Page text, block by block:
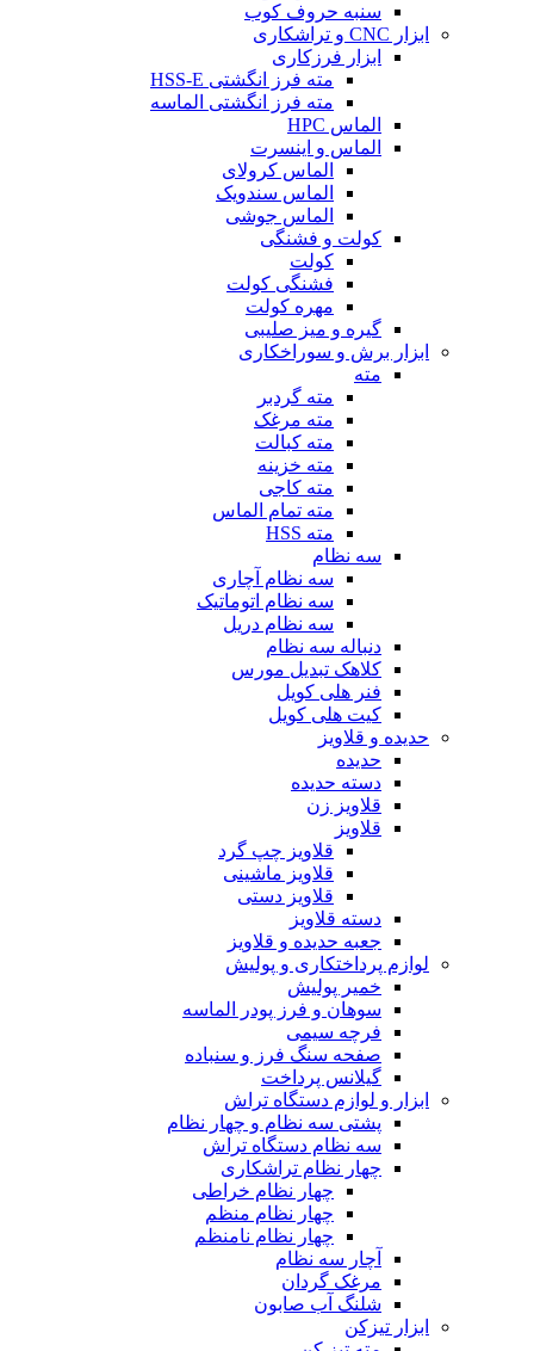
سنبه حروف کوب
ابزار CNC و تراشکاری
ابزار فرزکاری
مته فرز انگشتی HSS-E
مته فرز انگشتی الماسه
الماس HPC
الماس و اینسرت
الماس کرولای
الماس سندویک
الماس جوشی
کولت و فشنگی
کولت
فشنگی کولت
مهره کولت
گیره و میز صلیبی
ابزار برش و سوراخکاری
مته
مته گردبر
مته مرغک
مته کبالت
مته خزینه
مته کاجی
مته تمام الماس
مته HSS
سه نظام
سه نظام آچاری
سه نظام اتوماتیک
سه نظام دریل
دنباله سه نظام
کلاهک تبدیل مورس
فنر هلی کویل
کیت هلی کویل
حدیده و قلاویز
حدیده
دسته حدیده
قلاویز زن
قلاویز
قلاویز چپ گرد
قلاویز ماشینی
قلاویز دستی
دسته قلاویز
جعبه حدیده و قلاویز
لوازم پرداختکاری و پولیش
خمیر پولیش
سوهان و فرز پودر الماسه
فرچه سیمی
صفحه سنگ فرز و سنباده
گیلانس پرداخت
ابزار و لوازم دستگاه تراش
پشتی سه نظام و چهار نظام
سه نظام دستگاه تراش
چهار نظام تراشکاری
چهار نظام خراطی
چهار نظام منظم
چهار نظام نامنظم
آچار سه نظام
مرغک گردان
شلنگ آب صابون
ابزار تیزکن